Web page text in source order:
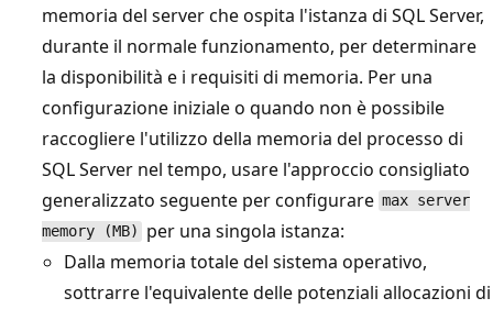
memoria del server che ospita l'istanza di SQL Server,
durante il normale funzionamento, per determinare
la disponibilità e i requisiti di memoria. Per una
configurazione iniziale o quando non è possibile
raccogliere l'utilizzo della memoria del processo di
SQL Server nel tempo, usare l'approccio consigliato
generalizzato seguente per configurare max server
memory (MB)
per una singola istanza:
Dalla memoria totale del sistema operativo,
sottrarre l'equivalente delle potenziali allocazioni di